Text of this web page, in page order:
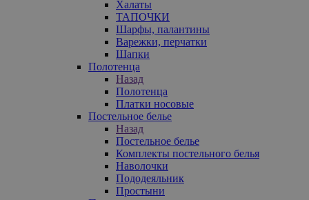
Халаты
ТАПОЧКИ
Шарфы, палантины
Варежки, перчатки
Шапки
Полотенца
Назад
Полотенца
Платки носовые
Постельное белье
Назад
Постельное белье
Комплекты постельного белья
Наволочки
Пододеяльник
Простыни